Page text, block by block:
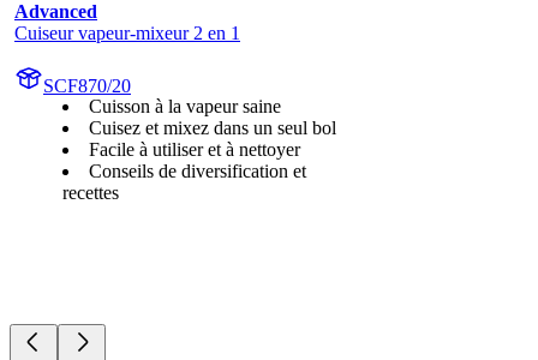
Advanced
Cuiseur vapeur-mixeur 2 en 1
SCF870/20
Cuisson à la vapeur saine
Cuisez et mixez dans un seul bol
Facile à utiliser et à nettoyer
Conseils de diversification et
recettes